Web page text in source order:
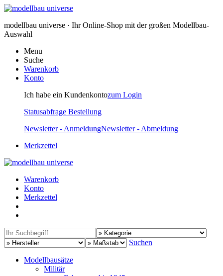
modellbau universe · Ihr Online-Shop mit der großen Modellbau-
Auswahl
Menu
Suche
Warenkorb
Konto
Ich habe ein Kundenkontozum Login
Statusabfrage Bestellung
Newsletter - AnmeldungNewsletter - Abmeldung
Merkzettel
Warenkorb
Konto
Merkzettel
Suchen
Modellbausätze
Militär